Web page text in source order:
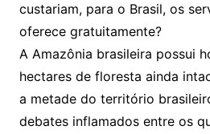
custariam, para o Brasil, os
oferece gratuitamente?
A Amazônia brasileira possui
hectares de floresta ainda
a metade do território
debates inflamados entre os